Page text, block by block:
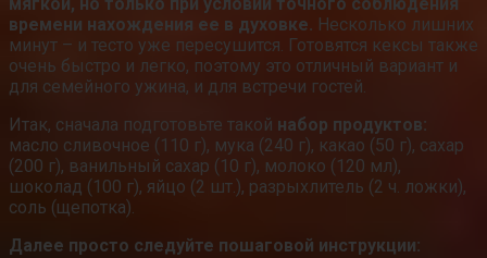
времени нахождения ее в духовке. Несколько лишних
минут – и тесто уже пересушится. Готовятся кексы также
очень быстро и легко, поэтому это отличный вариант и
для семейного ужина, и для встречи гостей.
Итак, сначала подготовьте такой набор продуктов:
масло сливочное (110 г), мука (240 г), какао (50 г), сахар
(200 г), ванильный сахар (10 г), молоко (120 мл),
шоколад (100 г), яйцо (2 шт.), разрыхлитель (2 ч. ложки),
соль (щепотка).
Далее просто следуйте пошаговой инструкции: